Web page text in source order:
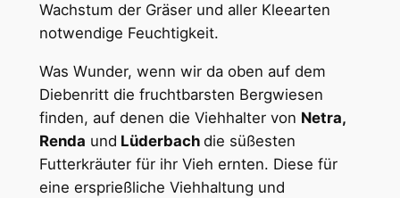
Wachstum der Gräser und aller Kleearten
notwendige Feuchtigkeit.
Was Wunder, wenn wir da oben auf dem
Diebenritt die fruchtbarsten Bergwiesen
finden, auf denen die Viehhalter von Netra,
Renda und Lüderbach die süßesten
Futterkräuter für ihr Vieh ernten. Diese für
eine ersprießliche Viehhaltung und